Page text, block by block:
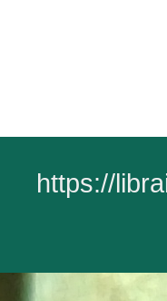
https://